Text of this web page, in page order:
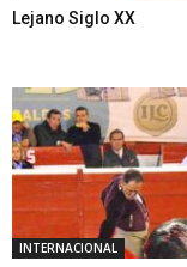
Lejano Siglo XX
INTERNACIONAL